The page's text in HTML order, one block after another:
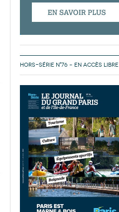
HORS-SÉRIE N°76 – EN ACCÈS LIBRE